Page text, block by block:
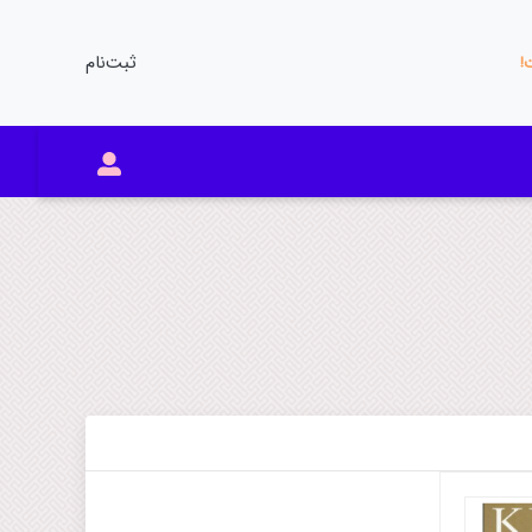
ثبت‌نام